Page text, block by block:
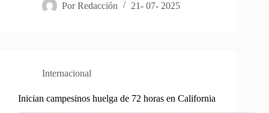
Por Redacción 21- 07- 2025
Internacional
Inician campesinos huelga de 72 horas en California